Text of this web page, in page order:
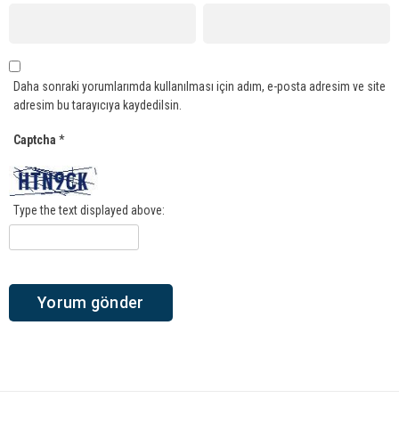
Daha sonraki yorumlarımda kullanılması için adım, e-posta adresim ve site
adresim bu tarayıcıya kaydedilsin.
Captcha *
Type the text displayed above: